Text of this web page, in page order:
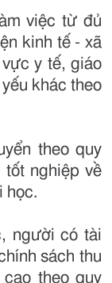
việc từ đủ
kinh tế - xã
y tế, giáo
khác theo
theo quy
tốt nghiệp về
học.
người có tài
sách thu
theo quy